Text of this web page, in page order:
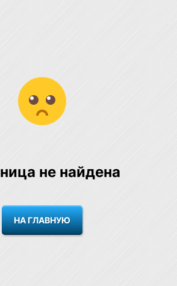
не найдена
НА ГЛАВНУЮ